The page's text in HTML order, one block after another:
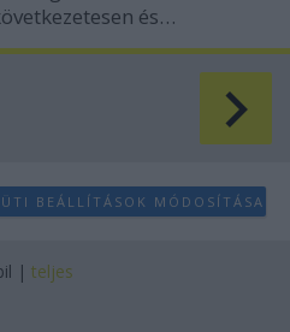
és…
BEÁLLÍTÁSOK MÓDOSÍTÁSA
| teljes